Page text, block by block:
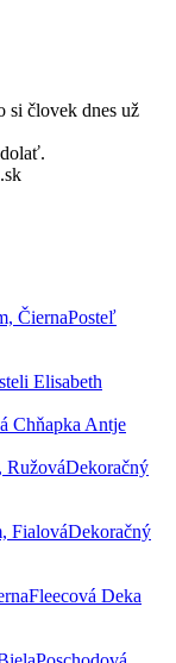
si človek dnes už
Posteľ
Elisabeth
Chňapka Antje
Dekoračný
Dekoračný
Fleecová Deka